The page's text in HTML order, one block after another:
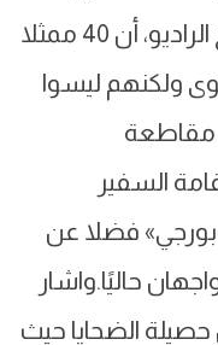
(نيروبي) الاثنين الماضي. وأوضح الراديو، أن 40 ممثلا
ولكنهم ليسوا
مقاطعة
السفير
فضلا عن
حاليًا.واشار
حصيلة الضحايا حيث